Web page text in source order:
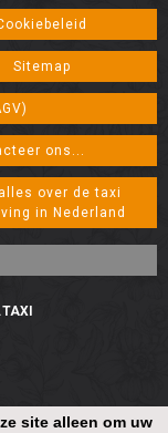
site alleen om uw
Sitemap
ons...
alles over de taxi
in Nederland